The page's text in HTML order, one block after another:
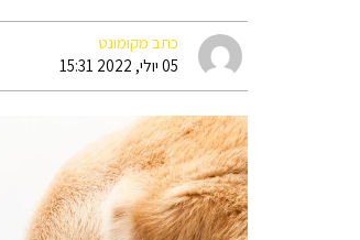
כתב מקומונט
05 יולי, 2022 15:31